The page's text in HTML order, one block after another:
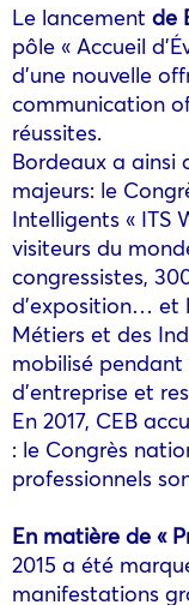
Le lancement de
pôle « Accueil
d’une nouvelle
communication
réussites.
Bordeaux a ainsi
majeurs: le
Intelligents « ITS
visiteurs du
congressistes,
d’exposition… et
Métiers et des
mobilisé pendant
d’entreprise et
En 2017, CEB
: le Congrès
professionnels
En matière de «
2015 a été
manifestations